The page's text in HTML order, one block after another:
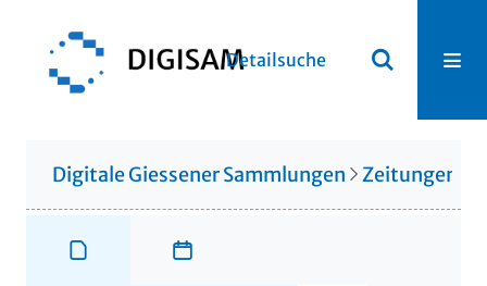
Detailsuche
Digitale Giessener Sammlungen Zeitungen